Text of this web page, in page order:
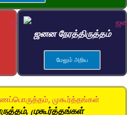
ஜனன நேரத்திருத்தம்
மேலும் அறிய
முகூர்த்தங்கள்